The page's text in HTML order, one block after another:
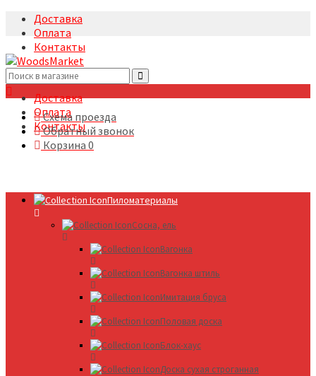
Доставка
Оплата
Контакты
+7(495)5322633
Доставка
Оплата
Контакты
Схема проезда
Обратный звонок
Корзина 0
Пиломатериалы
Сосна, ель
Вагонка
Вагонка штиль
Имитация бруса
Половая доска
Блок-хаус
Доска сухая строганная